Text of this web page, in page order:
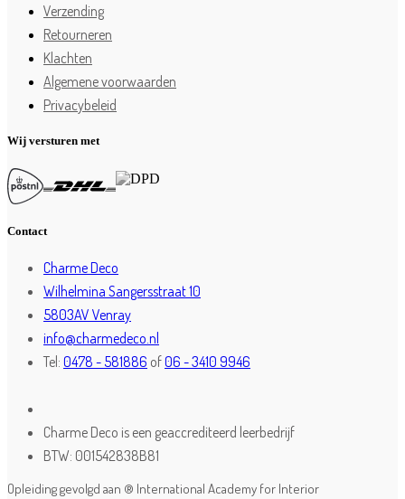
Verzending
Retourneren
Klachten
Algemene voorwaarden
Privacybeleid
Wij versturen met
Contact
Charme Deco
Wilhelmina Sangersstraat 10
5803AV Venray
info@charmedeco.nl
Tel: 0478 - 581886 of06 - 3410 9946
Charme Deco is een geaccrediteerd leerbedrijf
BTW: 001542838B81
Opleiding gevolgd aan ® International Academy for Interior